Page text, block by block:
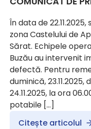
În data de
zona Castelului de
Sărat. Echipele
Buzău au intervenit
defectă. Pentru
duminică,
24.11.2025, la ora
potabile […]
Citește articolul